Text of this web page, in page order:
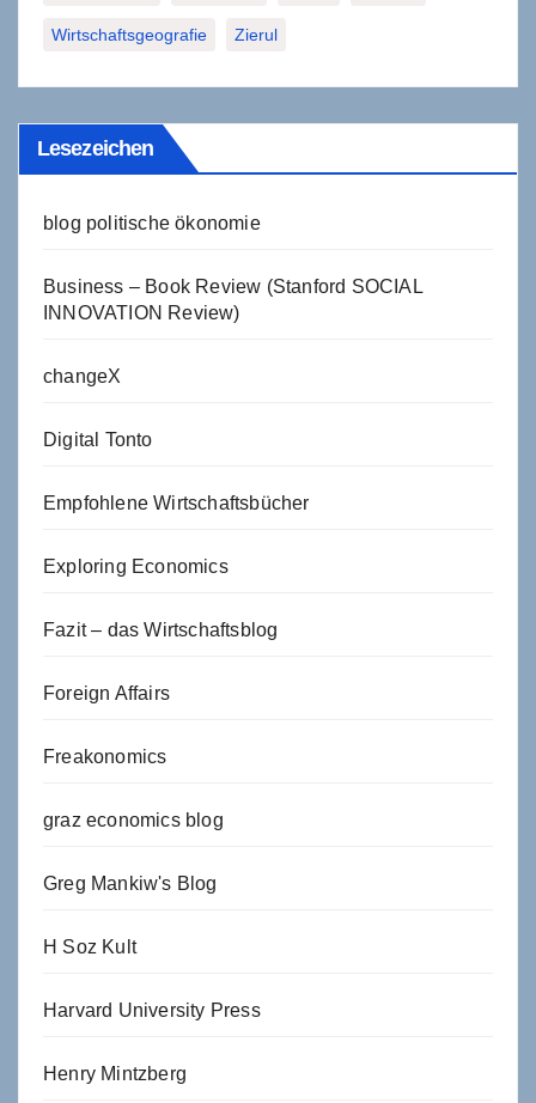
Wirtschaftsgeografie Zierul
Lesezeichen
blog politische ökonomie
Business – Book Review (Stanford SOCIAL
INNOVATION Review)
changeX
Digital Tonto
Empfohlene Wirtschaftsbücher
Exploring Economics
Fazit – das Wirtschaftsblog
Foreign Affairs
Freakonomics
graz economics blog
Greg Mankiw's Blog
H Soz Kult
Harvard University Press
Henry Mintzberg